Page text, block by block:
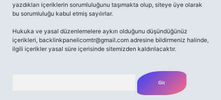
yazdıkları içeriklerin sorumluluğunu taşımakta olup, siteye üye olarak
bu sorumluluğu kabul etmiş sayılırlar.
Hukuka ve yasal düzenlemelere aykırı olduğunu düşündüğünüz
içerikleri, backlinkpanelicomtr@gmail.com adresine bildirmeniz halinde,
ilgili içerikler yasal süre içerisinde sitemizden kaldırılacaktır.